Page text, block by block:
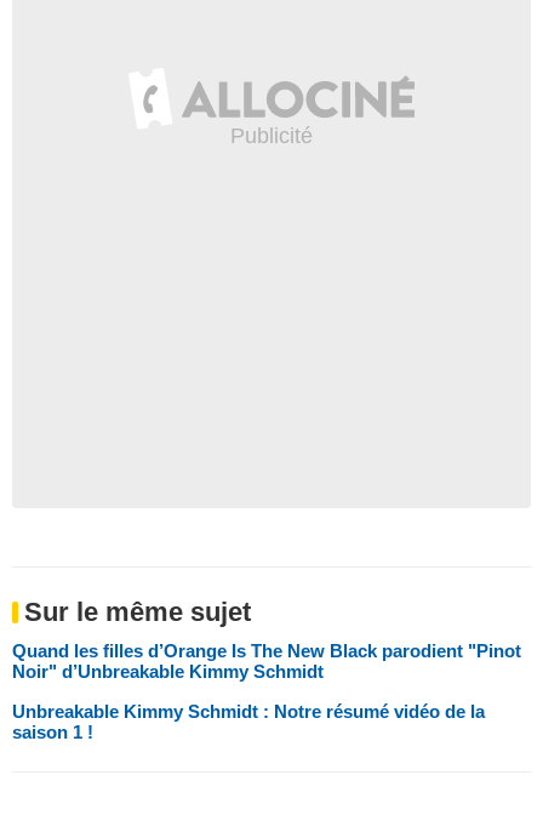
Sur le même sujet
Quand les filles d’Orange Is The New Black parodient "Pinot
Noir" d’Unbreakable Kimmy Schmidt
Unbreakable Kimmy Schmidt : Notre résumé vidéo de la
saison 1 !